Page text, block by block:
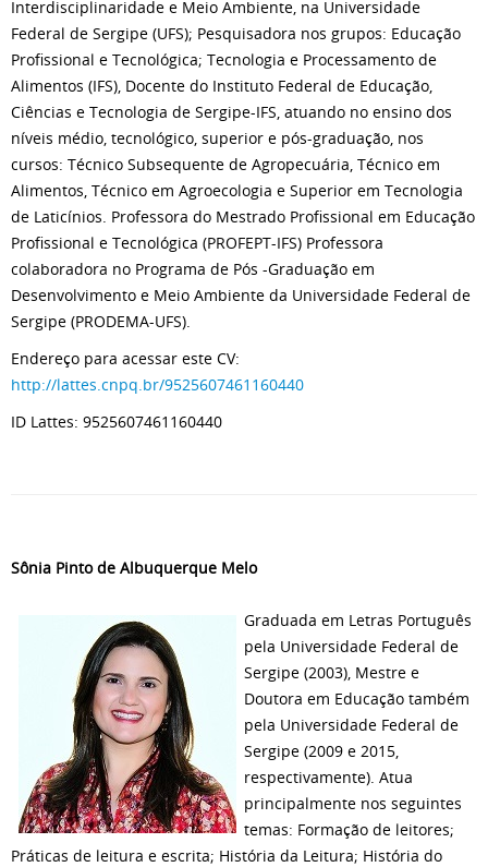
Interdisciplinaridade e Meio Ambiente, na Universidade
Federal de Sergipe (UFS); Pesquisadora nos grupos: Educação
Profissional e Tecnológica; Tecnologia e Processamento de
Alimentos (IFS), Docente do Instituto Federal de Educação,
Ciências e Tecnologia de Sergipe-IFS, atuando no ensino dos
níveis médio, tecnológico, superior e pós-graduação, nos
cursos: Técnico Subsequente de Agropecuária, Técnico em
Alimentos, Técnico em Agroecologia e Superior em Tecnologia
de Laticínios. Professora do Mestrado Profissional em Educação
Profissional e Tecnológica (PROFEPT-IFS) Professora
colaboradora no Programa de Pós -Graduação em
Desenvolvimento e Meio Ambiente da Universidade Federal de
Sergipe (PRODEMA-UFS).
Endereço para acessar este CV:
http://lattes.cnpq.br/9525607461160440
ID Lattes: 9525607461160440
Sônia Pinto de Albuquerque Melo
Graduada em Letras Português
pela Universidade Federal de
Sergipe (2003), Mestre e
Doutora em Educação também
pela Universidade Federal de
Sergipe (2009 e 2015,
respectivamente). Atua
principalmente nos seguintes
temas: Formação de leitores;
Práticas de leitura e escrita; História da Leitura; História do